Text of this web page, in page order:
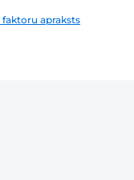
faktoru apraksts